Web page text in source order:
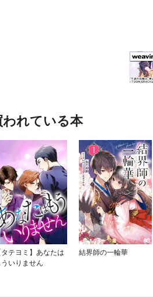
れている本
タテヨミ】あなたは
ういりません
結界師の一輪華